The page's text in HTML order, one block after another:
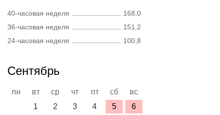
40-часовая неделя
168,0
36-часовая неделя
151,2
24-часовая неделя
100,8
Сентябрь
пн вт ср чт пт сб
вс
1
2 3 4 5
6